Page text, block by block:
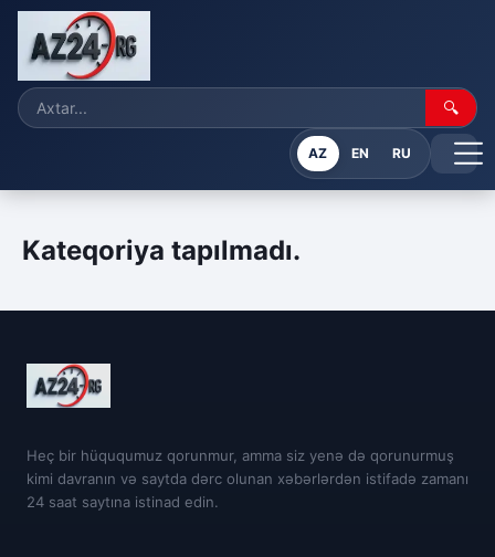
🔍
AZ EN RU
Kateqoriya tapılmadı.
Heç bir hüququmuz qorunmur, amma siz yenə də qorunurmuş
kimi davranın və saytda dərc olunan xəbərlərdən istifadə zamanı
24 saat saytına istinad edin.